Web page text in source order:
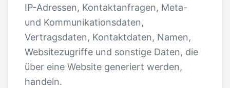
IP-Adressen, Kontaktanfragen, Meta-
und Kommunikationsdaten,
Vertragsdaten, Kontaktdaten, Namen,
Websitezugriffe und sonstige Daten, die
über eine Website generiert werden,
handeln.